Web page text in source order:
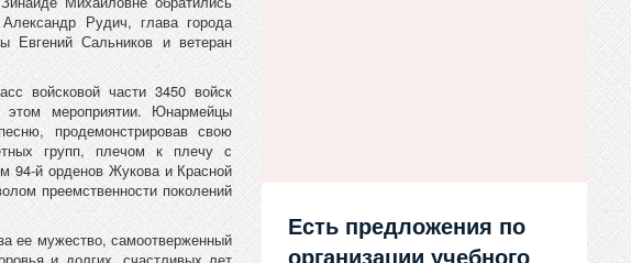
Рудич, глава города
Евгений Сальников и ветеран
войсковой части 3450 войск
мероприятии. Юнармейцы
продемонстрировав свою
групп, плечом к плечу с
94‑й орденов Жукова и Красной
преемственности поколений
ее мужество, самоотверженный
Есть предложения по
организации учебного